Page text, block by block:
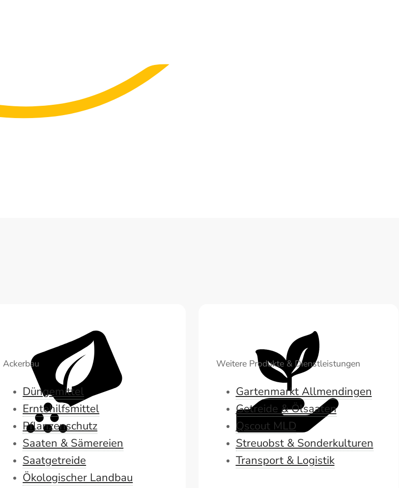
Ackerbau
Düngemittel
Erntehilfsmittel
Pflanzenschutz
Saaten & Sämereien
Saatgetreide
Ökologischer Landbau
Weitere Produkte & Dienstleistungen
Gartenmarkt Allmendingen
Getreide & Ölsaaten
Qscout MLD
Streuobst & Sonderkulturen
Transport & Logistik